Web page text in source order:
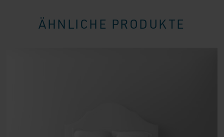
ÄHNLICHE PRODUKTE